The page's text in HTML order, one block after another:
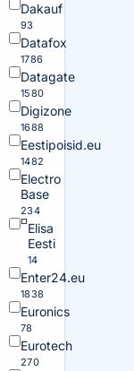
Dakauf
93
Datafox
1786
Datagate
1580
Digizone
1688
Eestipoisid.eu
1482
Electro
Base
234
Elisa
Eesti
14
Enter24.eu
1838
Euronics
78
Eurotech
270